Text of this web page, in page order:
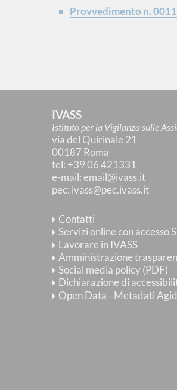
Provvedimento n.
IVASS
Istituto per la Vigilanza sulle
via del Quirinale 21
00187 Roma
tel: +39 06 421331
e-mail:email@ivass.it
pec: ivass@pec.ivass.it
Contatti
Servizi online con accesso
Lavorare in IVASS
Amministrazione
Social media policy (PDF)
Dichiarazione di
Open Data - Metadati